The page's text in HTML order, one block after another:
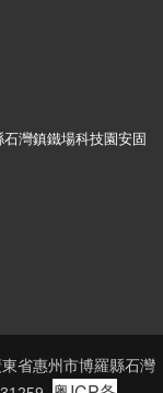
灣鎮鐵場科技園安固
省惠州市博羅縣石灣